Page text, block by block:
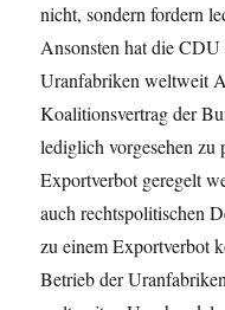
nicht, sondern fordern
Ansonsten hat die
Uranfabriken weltweit
Koalitionsvertrag der
lediglich vorgesehen zu
Exportverbot geregelt
auch rechtspolitischen
zu einem Exportverbot
Betrieb der